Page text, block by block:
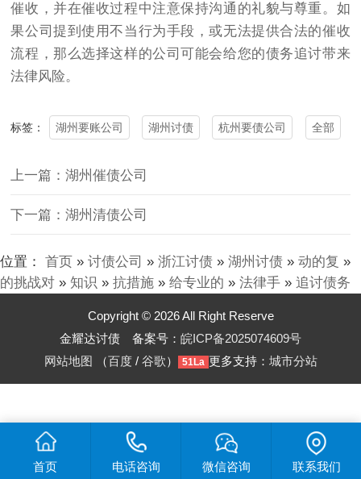
催收，并在催收过程中注意保持沟通的礼貌与尊重。如
果公司提到使用不当行为手段，或无法提供合法的催收
流程，那么选择这样的公司可能会给您的债务追讨带来
法律风险。
标签： 湖州要账公司 湖州讨债 杭州要债公司 全部
上一篇：湖州催债公司
下一篇：湖州清债公司
位置： 首页 » 讨债公司 » 浙江讨债 » 湖州讨债 » 动的复 »
的挑战对 » 知识 » 抗措施 » 给专业的 » 法律手 » 追讨债务
Copyright © 2026 All Right Reserve
金耀达讨债 备案号： 皖ICP备2025074609号
网站地图 （百度/ 谷歌） 51La 更多支持： 城市分站
首页 电话咨询 微信咨询 联系我们